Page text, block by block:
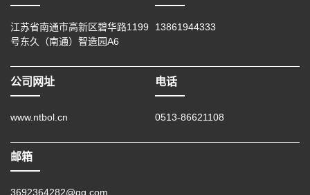
江苏省南通市高新区碧华路1199
号东久（南通）智造园A6
13861944333
公司网址
www.ntbol.cn
电话
0513-86621108
邮箱
3692364282@qq.com